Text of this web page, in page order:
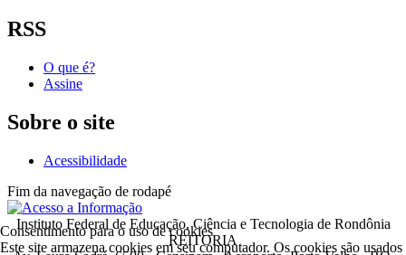
RSS
O que é?
Assine
Sobre o site
Acessibilidade
Fim da navegação de rodapé
Instituto Federal de Educação, Ciência e Tecnologia de Rondônia
REITORIA
Consentimento para o uso de cookies
Este site armazena cookies em seu computador. Os cookies são usados